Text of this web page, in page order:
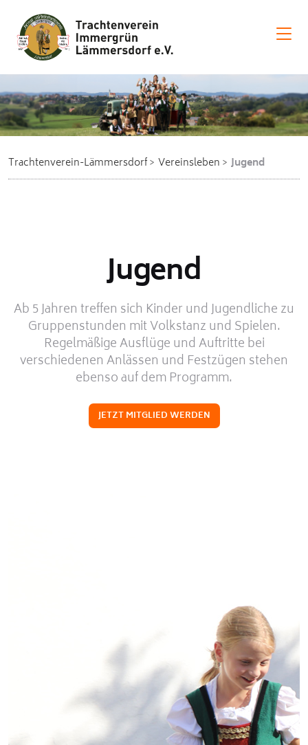
Trachtenverein-Lämmersdorf Vereinsleben Jugend
Jugend
Ab 5 Jahren treffen sich Kinder und Jugendliche zu
Gruppenstunden mit Volkstanz und Spielen.
Regelmäßige Ausflüge und Auftritte bei
verschiedenen Anlässen und Festzügen stehen
ebenso auf dem Programm.
JETZT MITGLIED WERDEN